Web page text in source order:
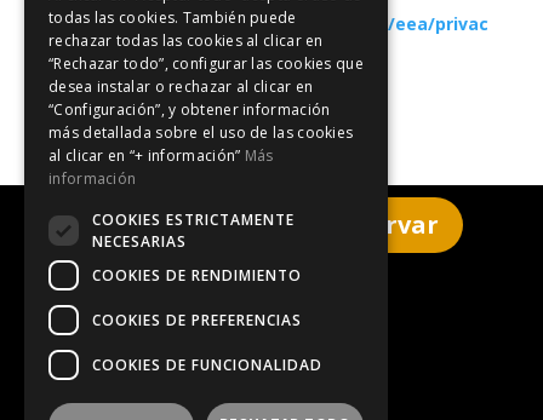
https://www.tiktok.com/legal/page/eea/privac
y-policy/en
Haz clic aquí para reservar
Aviso legal
todas las cookies. También puede
rechazar todas las cookies al clicar en
“Rechazar todo”, configurar las cookies que
desea instalar o rechazar al clicar en
“Configuración”, y obtener información
más detallada sobre el uso de las cookies
al clicar en “+ información” Más
información
COOKIES ESTRICTAMENTE
NECESARIAS
COOKIES DE RENDIMIENTO
COOKIES DE PREFERENCIAS
COOKIES DE FUNCIONALIDAD